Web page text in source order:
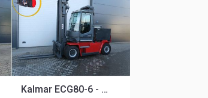
Kalmar ECG80-6 - TRIPLEX - Drehsitz